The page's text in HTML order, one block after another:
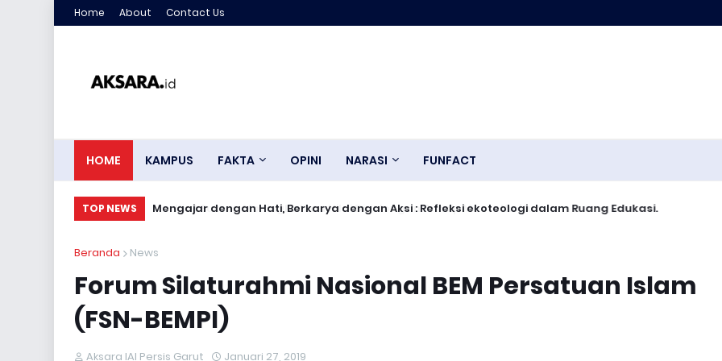
Home About Contact Us
HOME KAMPUS FAKTA OPINI NARASI FUNFACT
TOP NEWS Mengajar dengan Hati, Berkarya dengan Aksi : Refleksi ekoteologi dalam Ruang Edukasi.
Beranda News
Forum Silaturahmi Nasional BEM Persatuan Islam
(FSN-BEMPI)
Aksara IAI Persis Garut Januari 27, 2019